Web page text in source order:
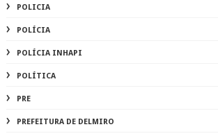
RESGATECULTURAL
SAU
SAÚDE
SEGURANÇA
SER
SERTAOEMPALTA